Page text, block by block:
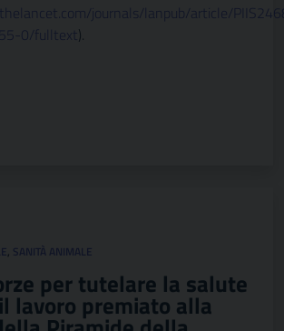
journals/lanpub/article/
0/fulltext).
, SANITÀ ANIMALE
per tutelare la salute
lavoro premiato alla